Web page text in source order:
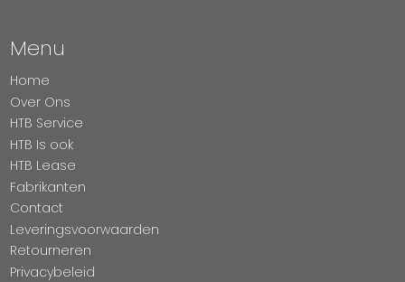
Menu
Home
Over Ons
HTB Service
HTB Is ook
HTB Lease
Fabrikanten
Contact
Leveringsvoorwaarden
Retourneren
Privacybeleid